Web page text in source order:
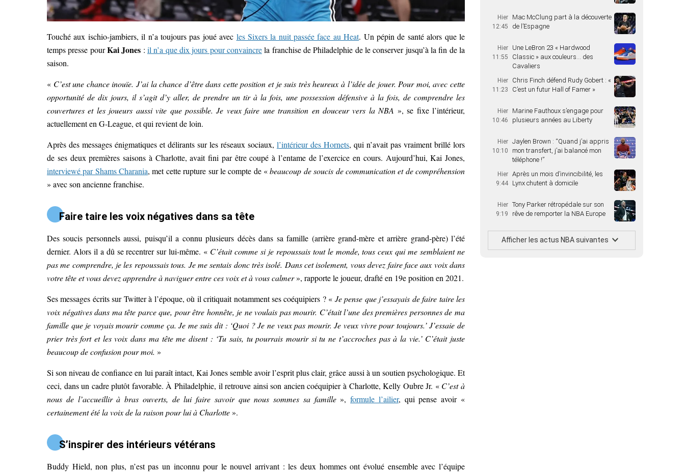
Touché aux ischio-jambiers, il n’a toujours pas joué avec les Sixers la nuit passée face au Heat. Un pépin de santé alors que le
temps presse pourKai Jones :il n’a que dix jours pour convaincrela franchise de Philadelphie de le conserver jusqu’à la fin de la
saison.
« C’est une chance inouïe. J’ai la chance d’être dans cette position et je suis très heureux à l’idée de jouer. Pour moi, avec cette
opportunité de dix jours, il s’agit d’y aller, de prendre un tir à la fois, une possession défensive à la fois, de comprendre les
couvertures et les joueurs aussi vite que possible. Je veux faire une transition en douceur vers la NBA », se fixe l’intérieur,
actuellement en G-League, et qui revient de loin.
Après des messages énigmatiques et délirants sur les réseaux sociaux, l’intérieur des Hornets, qui n’avait pas vraiment brillé lors
de ses deux premières saisons à Charlotte, avait fini par être coupé à l’entame de l’exercice en cours. Aujourd’hui, Kai Jones,
interviewé par Shams Charania, met cette rupture sur le compte de «beaucoup de soucis de communication et de compréhension
» avec son ancienne franchise.
Faire taire les voix négatives dans sa tête
Des soucis personnels aussi, puisqu’il a connu plusieurs décès dans sa famille (arrière grand-mère et arrière grand-père) l’été
dernier. Alors il a dû se recentrer sur lui-même. « C’était comme si je repoussais tout le monde, tous ceux qui me semblaient ne
pas me comprendre, je les repoussais tous. Je me sentais donc très isolé. Dans cet isolement, vous devez faire face aux voix dans
votre tête et vous devez apprendre à naviguer entre ces voix et à vous calmer», rapporte le joueur, drafté en 19e position en 2021.
Ses messages écrits sur Twitter à l’époque, où il critiquait notamment ses coéquipiers ? « Je pense que j’essayais de faire taire les
voix négatives dans ma tête parce que, pour être honnête, je ne voulais pas mourir. C’était l’une des premières personnes de ma
famille que je voyais mourir comme ça. Je me suis dit : ‘Quoi ? Je ne veux pas mourir. Je veux vivre pour toujours.’ J’essaie de
prier très fort et les voix dans ma tête me disent : ‘Tu sais, tu pourrais mourir si tu ne t’accroches pas à la vie.’ C’était juste
beaucoup de confusion pour moi. »
Si son niveau de confiance en lui paraît intact, Kai Jones semble avoir l’esprit plus clair, grâce aussi à un soutien psychologique. Et
ceci, dans un cadre plutôt favorable. À Philadelphie, il retrouve ainsi son ancien coéquipier à Charlotte, Kelly Oubre Jr. «C’est à
nous de l’accueillir à bras ouverts, de lui faire savoir que nous sommes sa famille»,formule l’ailier, qui pense avoir «
certainement été la voix de la raison pour lui à Charlotte».
S’inspirer des intérieurs vétérans
Buddy Hield, non plus, n’est pas un inconnu pour le nouvel arrivant : les deux hommes ont évolué ensemble avec l’équipe
Hier
12:45
Mac McClung part à la découverte
de l’Espagne
Hier
11:55
Une LeBron 23 « Hardwood
Classic » aux couleurs… des
Cavaliers
Hier
11:23
Chris Finch défend Rudy Gobert : «
C’est un futur Hall of Famer »
Hier
10:46
Marine Fauthoux s’engage pour
plusieurs années au Liberty
Hier
10:10
Jaylen Brown : “Quand j’ai appris
mon transfert, j’ai balancé mon
téléphone !”
Hier
9:44
Après un mois d’invincibilité, les
Lynx chutent à domicile
Hier
9:19
Tony Parker rétropédale sur son
rêve de remporter la NBA Europe
Afficher les actus NBA suivantes